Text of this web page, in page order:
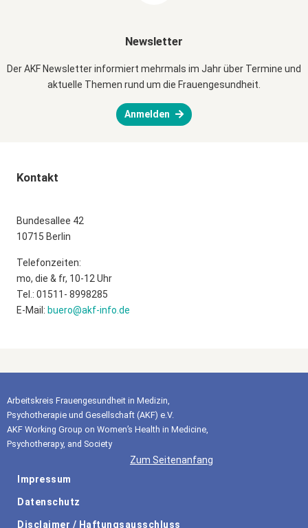
Newsletter
Der AKF Newsletter informiert mehrmals im Jahr über Termine und
aktuelle Themen rund um die Frauengesundheit.
Anmelden
Kontakt
Bundesallee 42
10715 Berlin
Telefonzeiten:
mo, die & fr, 10-12 Uhr
Tel.: 01511- 8998285
E-Mail: buero@akf-info.de
Arbeitskreis Frauengesundheit in Medizin,
Psychotherapie und Gesellschaft (AKF) e.V.
AKF Working Group on Women’s Health in Medicine,
Psychotherapy, and Society
Zum Seitenanfang
Impressum
Datenschutz
Disclaimer / Haftungsausschluss